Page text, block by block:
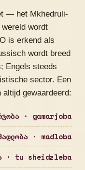
— het Mkhedruli-
wordt
is erkend als
wordt breed
Engels steeds
sector. Een
gewaardeerd:
· gamarjoba
· madloba
· tu sheidzleba